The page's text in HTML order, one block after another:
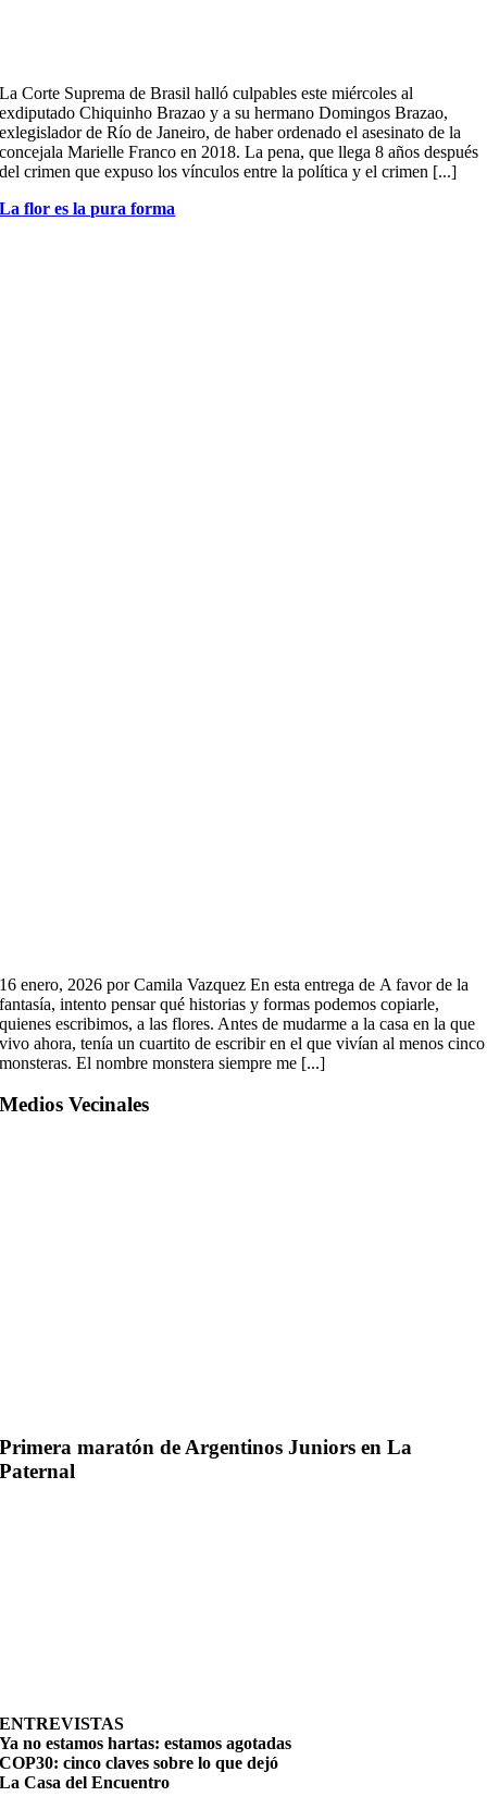
La Corte Suprema de Brasil halló culpables este miércoles al
exdiputado Chiquinho Brazao y a su hermano Domingos Brazao,
exlegislador de Río de Janeiro, de haber ordenado el asesinato de la
concejala Marielle Franco en 2018. La pena, que llega 8 años después
del crimen que expuso los vínculos entre la política y el crimen [...]
La flor es la pura forma
16 enero, 2026 por Camila Vazquez En esta entrega de A favor de la
fantasía, intento pensar qué historias y formas podemos copiarle,
quienes escribimos, a las flores. Antes de mudarme a la casa en la que
vivo ahora, tenía un cuartito de escribir en el que vivían al menos cinco
monsteras. El nombre monstera siempre me [...]
Medios Vecinales
Primera maratón de Argentinos Juniors en La
Paternal
ENTREVISTAS
Ya no estamos hartas: estamos agotadas
COP30: cinco claves sobre lo que dejó
La Casa del Encuentro